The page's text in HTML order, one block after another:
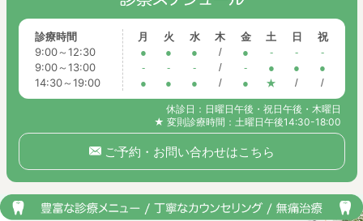
診療時間
9:00～12:30
9:00～13:00
14:30～19:00
月
●
-
●
火
●
-
●
水
●
-
●
木
/
/
/
金
●
-
●
土
-
●
★
日
-
●
/
祝
-
●
/
休診日：日曜日午後・祝日午後・木曜日
★ 変則診療時間：土曜日午後14:30-18:00
ご予約・お問い合わせはこちら